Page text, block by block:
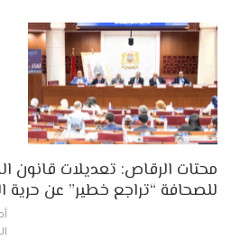
محتات الرقاص: تعديلات قانون
للصحافة “تراجع خطير” عن حرية